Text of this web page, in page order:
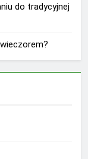
do tradycyjnej